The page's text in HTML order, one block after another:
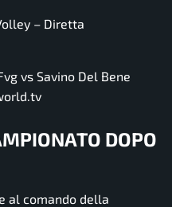
– Diretta
vs Savino Del Bene
DOPO
al comando della